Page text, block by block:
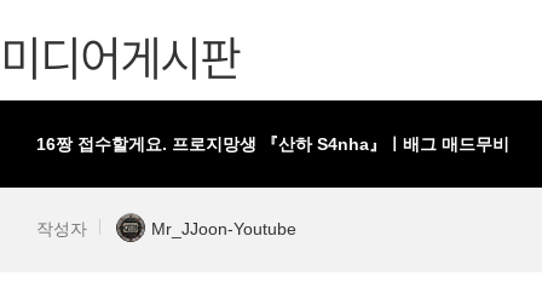
프렌즈팝콘
게임시간
미디어게시판
16짱 접수할게요. 프로지망생 『산하 S4nha』ㅣ배그 매드무비
작성자 Mr_JJoon-Youtube